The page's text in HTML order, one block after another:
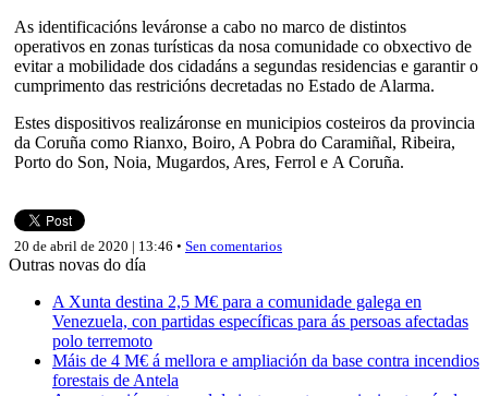
As identificacións leváronse a cabo no marco de distintos
operativos en zonas turísticas da nosa comunidade co obxectivo de
evitar a mobilidade dos cidadáns a segundas residencias e garantir o
cumprimento das restricións decretadas no Estado de Alarma.
Estes dispositivos realizáronse en municipios costeiros da provincia
da Coruña como Rianxo, Boiro, A Pobra do Caramiñal, Ribeira,
Porto do Son, Noia, Mugardos, Ares, Ferrol e A Coruña.
20 de abril de 2020 | 13:46 • Sen comentarios
Outras novas do día
A Xunta destina 2,5 M€ para a comunidade galega en
Venezuela, con partidas específicas para ás persoas afectadas
polo terremoto
Máis de 4 M€ á mellora e ampliación da base contra incendios
forestais de Antela